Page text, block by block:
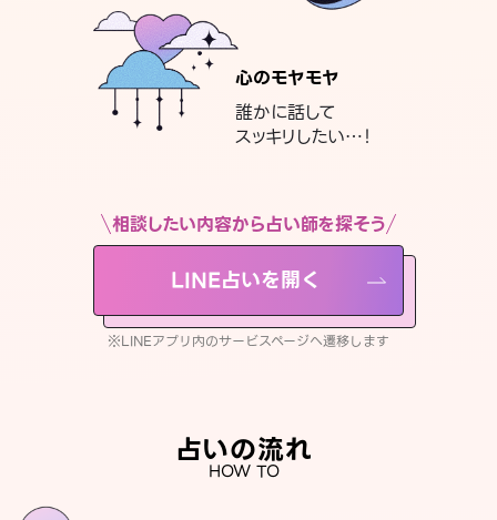
心のモヤモヤ
誰かに話して
スッキリしたい…！
相談したい内容から占い師を探そう
LINE占いを開く
※LINEアプリ内のサービスページへ遷移します
占いの流れ
HOW TO